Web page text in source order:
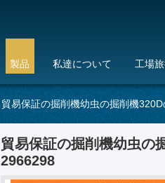
製品 私達について 工場
貿易保証の掘削機幼虫の掘削機
貿易保証の掘削機幼虫の
2966298